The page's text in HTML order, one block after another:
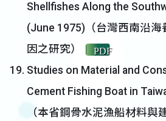
Shellfishes Along the
(June 1975)（台灣西南沿海
因之研究）
PDF
Studies on Material and
Cement Fishing Boat in
（本省鋼骨水泥漁船材料與